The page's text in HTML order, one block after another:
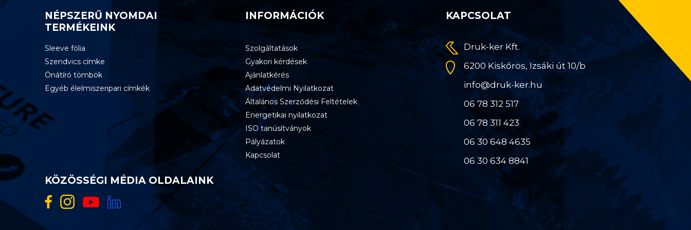
NÉPSZERŰ NYOMDAI
TERMÉKEINK
Sleeve fólia
Szendvics címke
Önátíró tömbök
Egyéb élelmiszeripari címkék
INFORMÁCIÓK
Szolgáltatások
Gyakori kérdések
Ajánlatkérés
Adatvédelmi Nyilatkozat
Általános Szerződési Feltételek
Energetikai nyilatkozat
ISO tanúsítványok
Pályázatok
Kapcsolat
KAPCSOLAT
Druk-ker Kft.
6200 Kiskőrös, Izsáki út 10/b
info@druk-ker.hu
06 78 312 517
06 78 311 423
06 30 648 4635
06 30 634 8841
KÖZÖSSÉGI MÉDIA OLDALAINK